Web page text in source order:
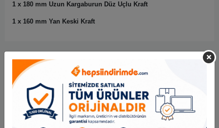
1 x 180 mm Uzun Kargaburun Düz Uçlu Kraft
1 x 160 mm Yan Keski Kraft
Benzer Ürünler